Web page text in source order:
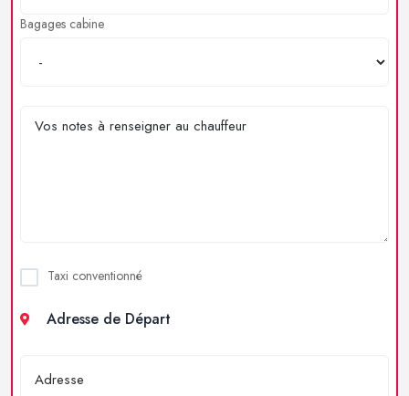
Bagages cabine
Taxi conventionné
Adresse de Départ